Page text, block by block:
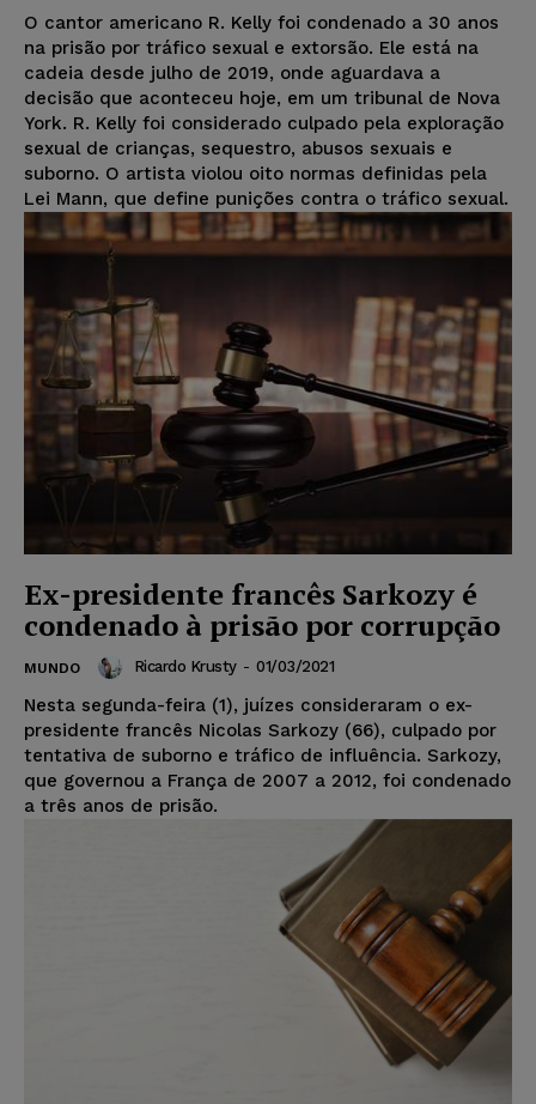
O cantor americano R. Kelly foi condenado a 30 anos
na prisão por tráfico sexual e extorsão. Ele está na
cadeia desde julho de 2019, onde aguardava a
decisão que aconteceu hoje, em um tribunal de Nova
York. R. Kelly foi considerado culpado pela exploração
sexual de crianças, sequestro, abusos sexuais e
suborno. O artista violou oito normas definidas pela
Lei Mann, que define punições contra o tráfico sexual.
Ex-presidente francês Sarkozy é
condenado à prisão por corrupção
MUNDO Ricardo Krusty - 01/03/2021
Nesta segunda-feira (1), juízes consideraram o ex-
presidente francês Nicolas Sarkozy (66), culpado por
tentativa de suborno e tráfico de influência. Sarkozy,
que governou a França de 2007 a 2012, foi condenado
a três anos de prisão.